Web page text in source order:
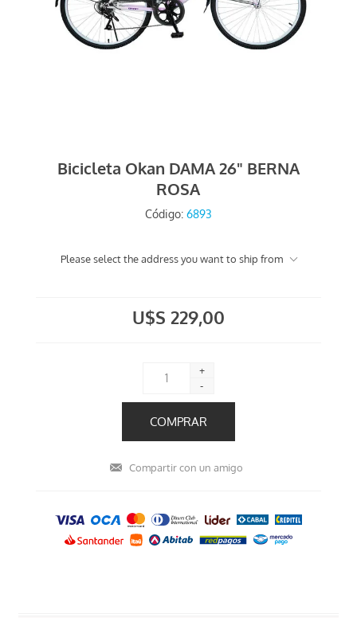
Bicicleta Okan DAMA 26" BERNA
ROSA
Código: 6893
Please select the address you want to ship from
U$S 229,00
+
-